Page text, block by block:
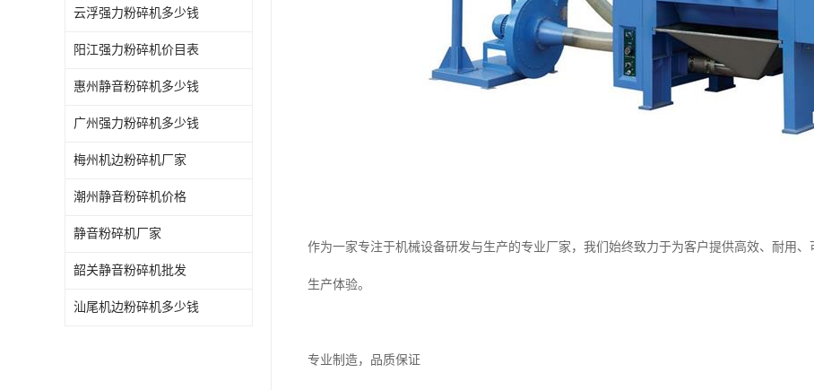
云浮强力粉碎机多少钱
阳江强力粉碎机价目表
惠州静音粉碎机多少钱
广州强力粉碎机多少钱
梅州机边粉碎机厂家
潮州静音粉碎机价格
静音粉碎机厂家
韶关静音粉碎机批发
汕尾机边粉碎机多少钱
作为一家专注于机械设备研发与生产的专业厂家，我们始终致力于为客户提供高效、耐用
生产体验。
专业制造，品质保证